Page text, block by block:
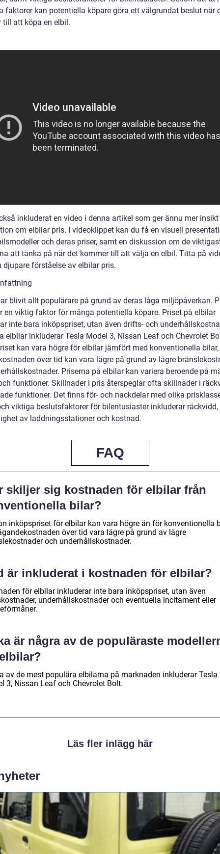
faktorer kan potentiella köpare göra ett välgrundat beslut när
till att köpa en elbil.
inkluderat en video i denna artikel som ger ännu mer
om elbilar pris. I videoklippet kan du få en visuell
och deras priser, samt en diskussion om de
att tänka på när det kommer till att välja en elbil. Titta på
djupare förståelse av elbilar pris.
blivit allt populärare på grund av deras låga miljöpåverkan.
en viktig faktor för många potentiella köpare. Priset på elbilar
inte bara inköpspriset, utan även drifts- och
elbilar inkluderar Tesla Model 3, Nissan Leaf och Chevrolet
kan vara högre för elbilar jämfört med konventionella
över tid kan vara lägre på grund av lägre
Priserna på elbilar kan variera beroende på
funktioner. Skillnader i pris återspeglar ofta skillnader i
funktioner. Det finns för- och nackdelar med olika
viktiga beslutsfaktorer för bilentusiaster inkluderar räckvidd,
av laddningsstationer och kostnad.
FAQ
skiljer sig kostnaden för elbilar från
bilar?
inköpspriset för elbilar kan vara högre än för konventionella
över tid vara lägre på grund av lägre
och underhållskostnader.
är inkluderat i kostnaden för elbilar?
för elbilar inkluderar inte bara inköpspriset, utan även
underhållskostnader och eventuella incitament eller
är några av de populäraste
av de mest populära elbilarna på marknaden inkluderar Tesla
3, Nissan Leaf och Chevrolet Bolt.
Läs fler inlägg här